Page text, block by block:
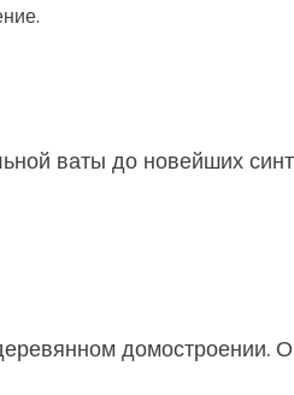
ваты до новейших
домостроении.